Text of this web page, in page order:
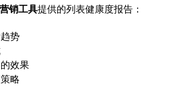
销工具提供的列表健康度报告：
势
效果
略